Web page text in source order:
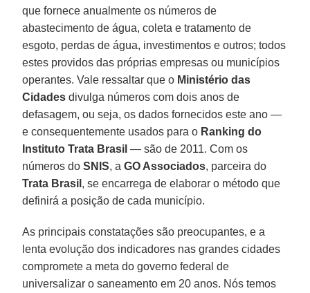
que fornece anualmente os números de
abastecimento de água, coleta e tratamento de
esgoto, perdas de água, investimentos e outros; todos
estes providos das próprias empresas ou municípios
operantes. Vale ressaltar que o Ministério das
Cidades divulga números com dois anos de
defasagem, ou seja, os dados fornecidos este ano —
e consequentemente usados para o Ranking do
Instituto Trata Brasil — são de 2011. Com os
números doSNIS, aGO Associados, parceira do
Trata Brasil , se encarrega de elaborar o método que
definirá a posição de cada município.
As principais constatações são preocupantes, e a
lenta evolução dos indicadores nas grandes cidades
compromete a meta do governo federal de
universalizar o saneamento em 20 anos. Nós temos